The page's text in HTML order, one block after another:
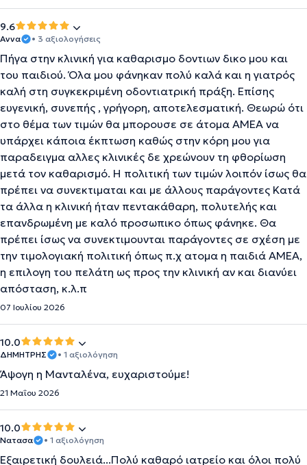
9.6
Αννα • 3 αξιολογήσεις
Πήγα στην κλινική για καθαρισμο δοντιων δικο μου και
του παιδιού. Όλα μου φάνηκαν πολύ καλά και η γιατρός
καλή στη συγκεκριμένη οδοντιατρική πράξη. Επίσης
ευγενική, συνεπής , γρήγορη, αποτελεσματική. Θεωρώ ότι
στο θέμα των τιμών θα μπορουσε σε άτομα ΑΜΕΑ να
υπάρχει κάποια έκπτωση καθώς στην κόρη μου για
παραδειγμα αλλες κλινικές δε χρεώνουν τη φθορίωση
μετά τον καθαρισμό. Η πολιτική των τιμών λοιπόν ίσως θα
πρέπει να συνεκτιμαται και με άλλους παράγοντες Κατά
τα άλλα η κλινική ήταν πεντακάθαρη, πολυτελής και
επανδρωμένη με καλό προσωπικο όπως φάνηκε. Θα
πρέπει ίσως να συνεκτιμουνται παράγοντες σε σχέση με
την τιμολογιακή πολιτική όπως π.χ ατομα η παιδιά ΑΜΕΑ,
η επιλογη του πελάτη ως προς την κλινική αν και διανύει
απόσταση, κ.λ.π
07 Ιουλίου 2026
10.0
ΔΗΜΗΤΡΗΣ • 1 αξιολόγηση
Άψογη η Μανταλένα, ευχαριστούμε!
21 Μαΐου 2026
10.0
Νατασα • 1 αξιολόγηση
Εξαιρετική δουλειά...Πολύ καθαρό ιατρείο και όλοι πολύ